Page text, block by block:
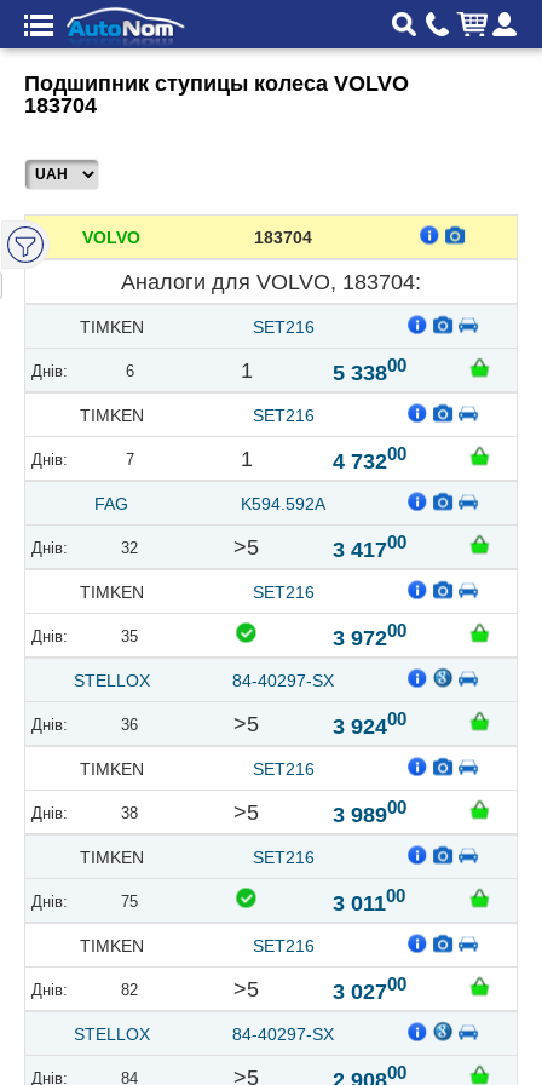
Подшипник ступицы колеса VOLVO
183704
VOLVO 183704
Аналоги для VOLVO, 183704:
TIMKEN SET216
6 1 5 33800
TIMKEN SET216
7 1 4 73200
FAG K594.592A
32 >5 3 41700
TIMKEN SET216
35 3 97200
STELLOX 84-40297-SX
36 >5 3 92400
TIMKEN SET216
38 >5 3 98900
TIMKEN SET216
75 3 01100
TIMKEN SET216
82 >5 3 02700
STELLOX 84-40297-SX
84 >5 2 90800